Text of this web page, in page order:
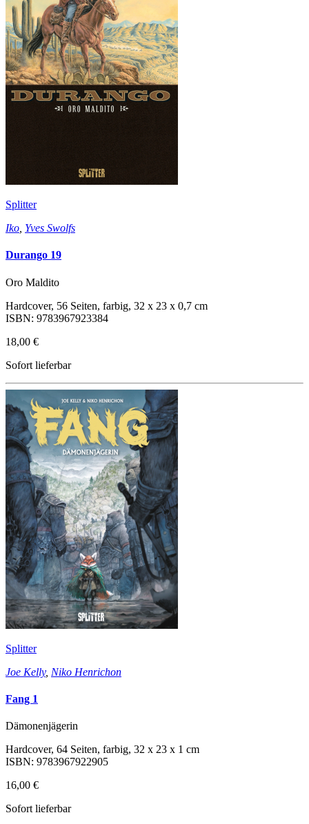
Splitter
Iko Yves Swolfs
Durango 19
Oro Maldito
Hardcover, 56 Seiten, farbig, 32 x 23 x 0,7 cm
ISBN: 9783967923384
18,00 €
Sofort lieferbar
Splitter
Joe Kelly, Niko Henrichon
Fang 1
Dämonenjägerin
Hardcover, 64 Seiten, farbig, 32 x 23 x 1 cm
ISBN: 9783967922905
16,00 €
Sofort lieferbar